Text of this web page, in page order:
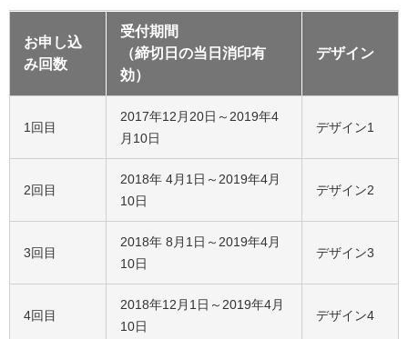
お申し込
み回数
受付期間
（締切日の当日消印有
効）
デザイン
1回目
2017年12月20日～2019年4
月10日
デザイン1
2回目
2018年 4月1日～2019年4月
10日
デザイン2
3回目
2018年 8月1日～2019年4月
10日
デザイン3
4回目
2018年12月1日～2019年4月
10日
デザイン4